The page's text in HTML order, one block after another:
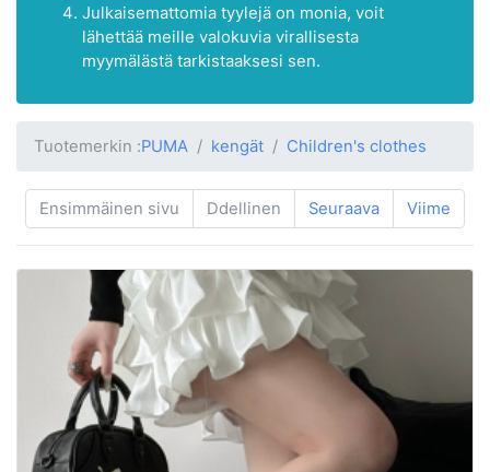
Julkaisemattomia tyylejä on monia, voit
lähettää meille valokuvia virallisesta
myymälästä tarkistaaksesi sen.
Tuotemerkin :PUMA kengät Children's clothes
Ensimmäinen sivu Ddellinen Seuraava Viime